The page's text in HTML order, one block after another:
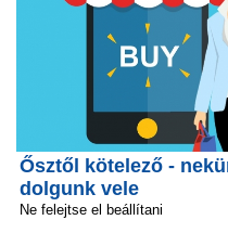
Ősztől kötelező -
dolgunk vele
Ne felejtse el beállítani